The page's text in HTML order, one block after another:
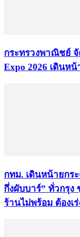
กระทรวงพาณิชย์ จั
Expo 2026 เดินห
กทม. เดินหน้ายกร
กึ่งผับบาร์” ทั่วกรุง
ร้านไม่พร้อม ต้องเ